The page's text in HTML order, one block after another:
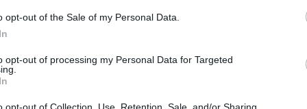
opt-out of the Sale of my Personal Data.
opt-out of processing my Personal Data for Targeted
vrtiće, bolnice, puteve i mostove.
na Schumanovu deklaraciju iz 1950. godine,
i procesa evropske integracije.